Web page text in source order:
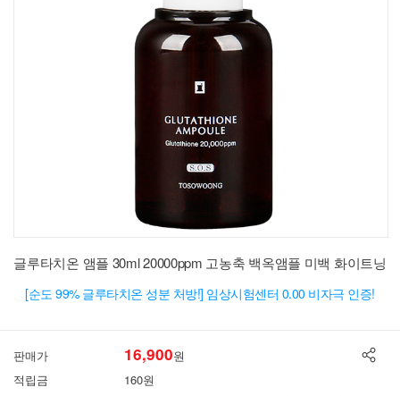
글루타치온 앰플 30ml 20000ppm 고농축 백옥앰플 미백 화이트닝
[순도 99% 글루타치온 성분 처방!] 임상시험센터 0.00 비자극 인증!
판매가 16,900원
적립금
160원